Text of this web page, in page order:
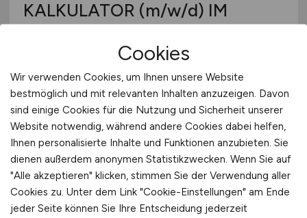
International
KALKULATOR (m/w/d) IM
SCHLÜSSELFERTIGBAU
BREMER Nord GmbH
28.07.2026
Hamburg, Lübeck
1
Cookies
Wir verwenden Cookies, um Ihnen unsere Website
bestmöglich und mit relevanten Inhalten anzuzeigen. Davon
sind einige Cookies für die Nutzung und Sicherheit unserer
Website notwendig, während andere Cookies dabei helfen,
Ihnen personalisierte Inhalte und Funktionen anzubieten. Sie
dienen außerdem anonymen Statistikzwecken. Wenn Sie auf
"Alle akzeptieren" klicken, stimmen Sie der Verwendung aller
Cookies zu. Unter dem Link "Cookie-Einstellungen" am Ende
jeder Seite können Sie Ihre Entscheidung jederzeit